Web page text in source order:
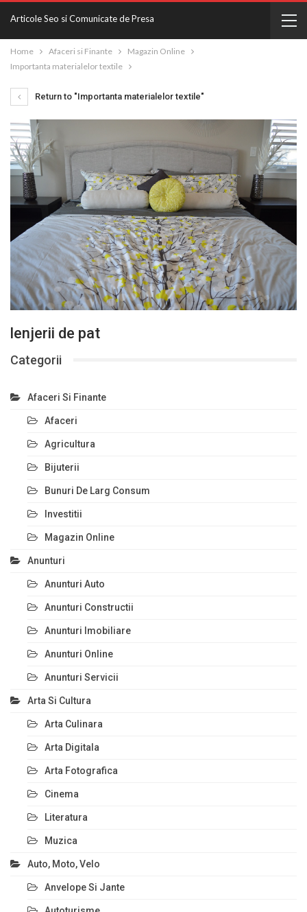
Articole Seo si Comunicate de Presa
Home Afaceri si Finante
Magazin Online
Importanta materialelor textile
Return to "Importanta materialelor textile"
lenjerii de pat
Categorii
Afaceri Si Finante
Afaceri
Agricultura
Bijuterii
Bunuri De Larg Consum
Investitii
Magazin Online
Anunturi
Anunturi Auto
Anunturi Constructii
Anunturi Imobiliare
Anunturi Online
Anunturi Servicii
Arta Si Cultura
Arta Culinara
Arta Digitala
Arta Fotografica
Cinema
Literatura
Muzica
Auto, Moto, Velo
Anvelope Si Jante